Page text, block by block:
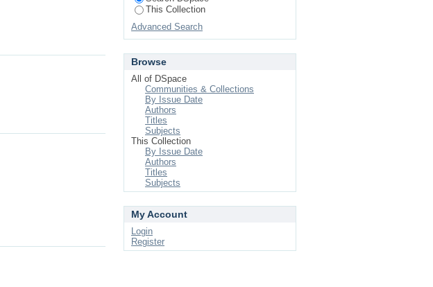
This Collection
Advanced Search
Browse
All of DSpace
Communities & Collections
By Issue Date
Authors
Titles
Subjects
This Collection
By Issue Date
Authors
Titles
Subjects
My Account
Login
Register